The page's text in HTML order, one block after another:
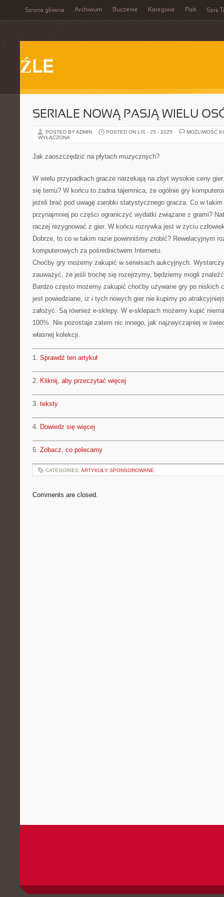
Strona główna Archiwum Buczenie Kategorie Pisk Spis
ŹLE
SERIALE NOWĄ PASJĄ WIELU
POSTED BY ADMIN POSTED ON LIS - 25 - 2025
MOŻLIWOŚĆ
WYŁĄCZONA
Jak zaoszczędzić na płytach muzycznych?
W wielu przypadkach gracze narzekają na zbyt wysokie ceny
się temu? W końcu to żadna tajemnica, że ogólnie gry
jeżeli brać pod uwagę zarobki statystycznego gracza. Co w
przynajmniej po części ograniczyć wydatki związane z grami?
raczej rezygnować z gier. W końcu rozrywka jest w życiu
Dobrze, to co w takim razie powinniśmy zrobić? Rewelacyjnym
komputerowych za pośrednictwem Internetu.
Choćby gry możemy zakupić w serwisach aukcyjnych.
zauważyć, że jeśli trochę się rozejrzymy, będziemy mogli
Bardzo często możemy zakupić choćby używane gry po niskich
jest powiedziane, iż i tych nowych gier nie kupimy po
założyć. Są również e-sklepy. W e-sklepach możemy kupić
100%. Nie pozostaje zatem nic innego, jak najzwyczajniej w
własnej kolekcji.
1. Sprawdź ten artykuł
2. Kliknij, aby przeczytać więcej
3. teksty
4. Dowiedz się więcej
5. Zobacz, co polecamy
CATEGORIES: ARTYKUŁY SPONSOROWANE
Comments are closed.